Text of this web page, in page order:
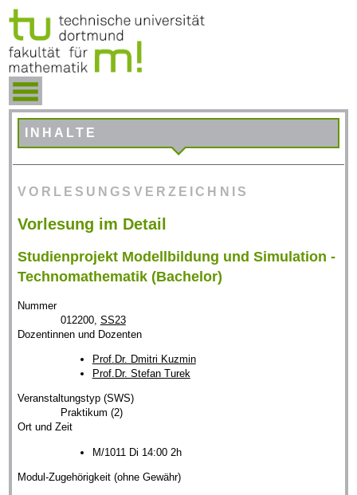
INHALTE
VORLESUNGSVERZEICHNIS
Vorlesung im Detail
Studienprojekt Modellbildung und Simulation -
Technomathematik (Bachelor)
Nummer
012200, SS23
Dozentinnen und Dozenten
Prof.Dr. Dmitri Kuzmin
Prof.Dr. Stefan Turek
Veranstaltungstyp (SWS)
Praktikum (2)
Ort und Zeit
M/1011 Di 14:00 2h
Modul-Zugehörigkeit (ohne Gewähr)